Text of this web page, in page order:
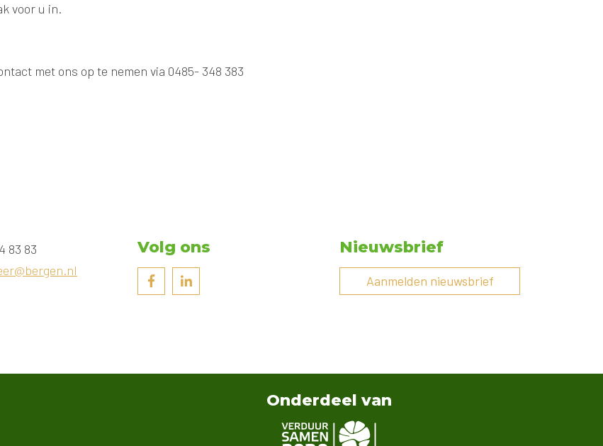
voor u in.
met ons op te nemen via 0485- 348 383
83 83
Volg ons Nieuwsbrief
Aanmelden nieuwsbrief
Onderdeel van